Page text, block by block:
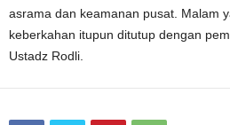
asrama dan keamanan pusat. Malam
keberkahan itupun ditutup dengan
Ustadz Rodli.